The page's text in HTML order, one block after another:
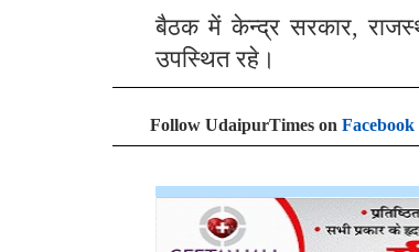
बैठक में केन्द्र सरकार,
उपस्थित रहे।
Follow UdaipurTimes on Facebook